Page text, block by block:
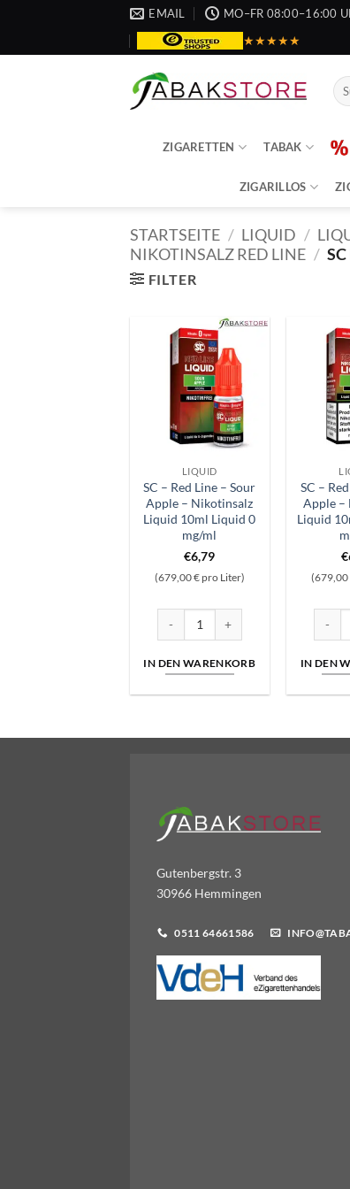
springen
EMAIL MO–FR 08:00–16:00
★★★★★
ZIGARETTEN TABAK
ZIGARILLOS
STARTSEITE / LIQUID /
NIKOTINSALZ RED LINE /
FILTER
LIQUID
SC – Red Line – Sour
Apple – Nikotinsalz
Liquid 10ml Liquid 0
mg/ml
€6,79
(679,00 € pro Liter)
IN DEN WARENKORB
SC –
Apple –
Liquid
€
(679,00
IN DEN
Gutenbergstr. 3
30966 Hemmingen
0511 64661586